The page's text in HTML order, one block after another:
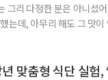
그리 다정한 분은 아니셨
는데, 아무리 해도 그 맛
는 세련된 할머니로 기억
맞춤형 식단 실험,